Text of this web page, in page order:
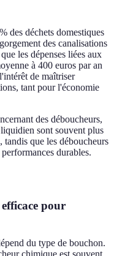
des déchets domestiques
des canalisations
les dépenses liées aux
à 400 euros par an
de maîtriser
tant pour l'économie
des déboucheurs,
sont souvent plus
tandis que les déboucheurs
durables.
pour
du type de bouchon.
chimique est souvent